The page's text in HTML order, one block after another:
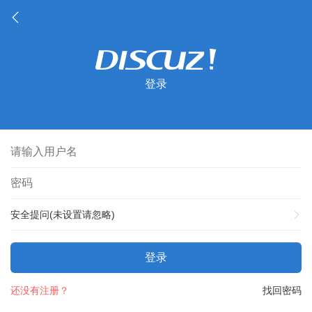
登录
安全提问(未设置请忽略)
登录
找回密码
还没有注册？